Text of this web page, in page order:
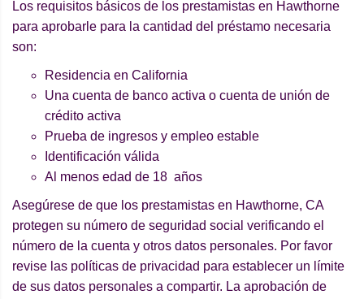
Los requisitos básicos de los prestamistas en Hawthorne
para aprobarle para la cantidad del préstamo necesaria
son:
Residencia en California
Una cuenta de banco activa o cuenta de unión de
crédito activa
Prueba de ingresos y empleo estable
Identificación válida
Al menos edad de 18 años
Asegúrese de que los prestamistas en Hawthorne, CA
protegen su número de seguridad social verificando el
número de la cuenta y otros datos personales. Por favor
revise las políticas de privacidad para establecer un límite
de sus datos personales a compartir. La aprobación de